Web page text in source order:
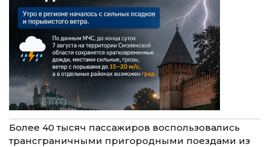
Более 40 тысяч пассажиров воспользовались
трансграничными пригородными поездами из